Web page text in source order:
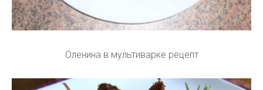
Оленина в мультиварке рецепт